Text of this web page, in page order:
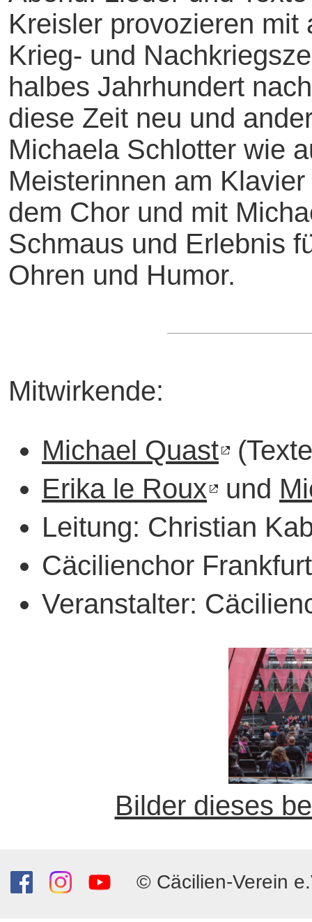
Kreisler provozieren
Krieg- und
halbes Jahrhundert
diese Zeit neu und
Michaela Schlotter wie
Meisterinnen am
dem Chor und mit
Schmaus und Erlebnis
Ohren und Humor.
Mitwirkende:
Michael Quast
Erika le Roux
und
Leitung: Christian
Cäcilienchor Frankfurt
Veranstalter:
Bilder dieses
© Cäcilien-Verein